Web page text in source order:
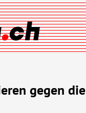
gegen die